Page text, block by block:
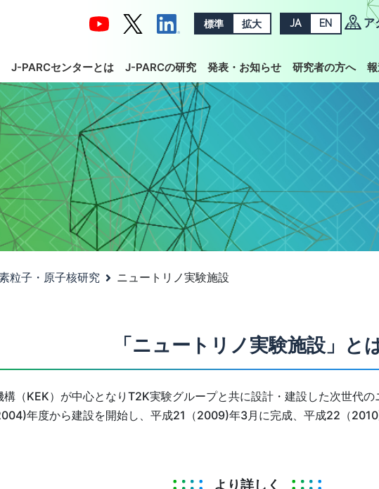
標準 拡大 JA EN ア
J-PARCセンターとは J-PARCの研究 発表・お知らせ 研究者の方へ
粒子・原子核研究 ニュートリノ実験施設
「ニュートリノ実験施設」と
（KEK）が中心となりT2K実験グループと共に設計・建設した次世代
年度から建設を開始し、平成21（2009)年3月に完成、平成22（
より詳しく